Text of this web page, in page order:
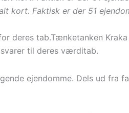
kort. Faktisk er der 51
deres tab.Tænketanken
til deres værditab.
ejendomme. Dels ud